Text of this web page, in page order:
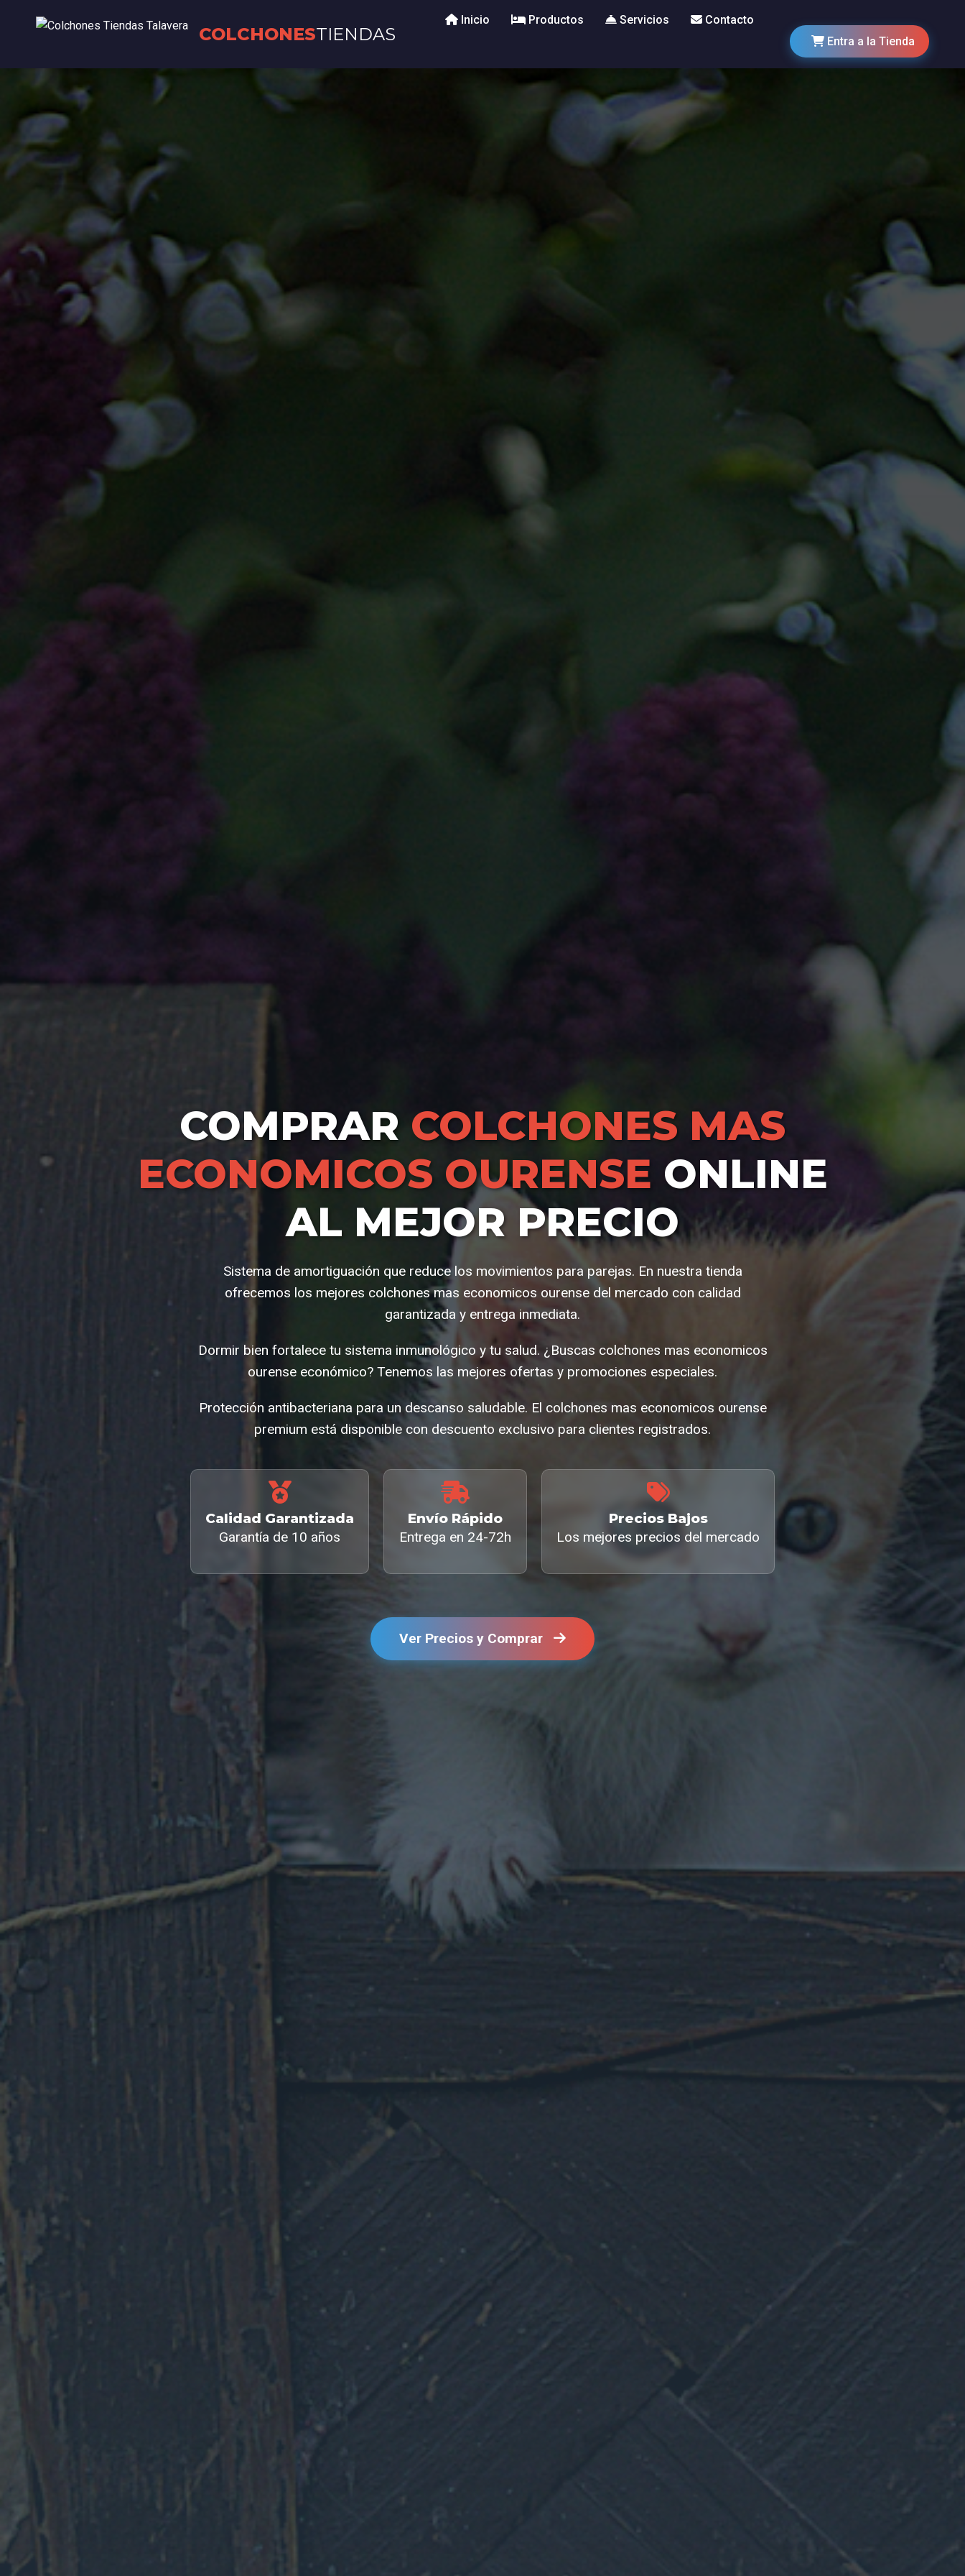
COLCHONESTIENDAS
Inicio Productos Servicios
Contacto
Entra a la Tienda
COMPRAR COLCHONES MAS
ECONOMICOS OURENSE ONLINE
AL MEJOR PRECIO
Sistema de amortiguación que reduce los movimientos para parejas. En nuestra tienda
ofrecemos los mejores colchones mas economicos ourense del mercado con calidad
garantizada y entrega inmediata.
Dormir bien fortalece tu sistema inmunológico y tu salud. ¿Buscas colchones mas economicos
ourense económico? Tenemos las mejores ofertas y promociones especiales.
Protección antibacteriana para un descanso saludable. El colchones mas economicos ourense
premium está disponible con descuento exclusivo para clientes registrados.
Calidad Garantizada
Garantía de 10 años
Envío Rápido
Entrega en 24-72h
Precios Bajos
Los mejores precios del mercado
Ver Precios y Comprar